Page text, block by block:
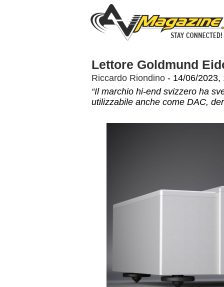
Lettore Goldmund
Riccardo Riondino - 14/06/2023,
“Il marchio hi-end svizzero ha
utilizzabile anche come DAC,